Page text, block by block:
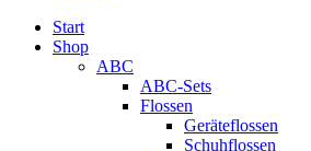
Start
Shop
ABC
ABC-Sets
Flossen
Geräteflossen
Schuhflossen